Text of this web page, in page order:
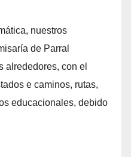
nuestros
de Parral
alrededores, con el
e caminos, rutas,
educacionales, debido